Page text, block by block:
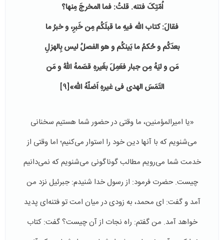
اُمّتِکَ فتنه. قلتُ: فما المخرجَ مِنها؟
فقالَ: کتاب الله فیهِ ما قبلَکُم مِن خَبرِ، و خبرُ ما
بعدَکُم و حُکمُ ما بَینکُم و هو الفصلُ لیس بِالهزلِ
مَن و لیَهُ مِن جبار فعَمِلَ بغَیرهِ قصَمهُ اللهُ و مَن
التَمَسَ الهدی فی غیرهِ اَضلّهُ الله»[9]
«یا امیرالمؤمنین، ما وقتی در حضور شما هستیم سخنانی
می‌شنویم که با آنها دین خود را استوار می‌کنیم؛ اما وقتی از
خدمت شما می‌رویم مطالب گوناگونی می‌شنویم که نمی‌دانیم
چیست‌. حضرت فرمود: از رسول خدا شنیدم: جبرئیل نزد من
آمد و گفت: ای محمد، به زودی در میان امت تو فتنه‌ای پدید
خواهد آمد. من گفتم: راه نجات از آن چیست؟ گفت: کتاب